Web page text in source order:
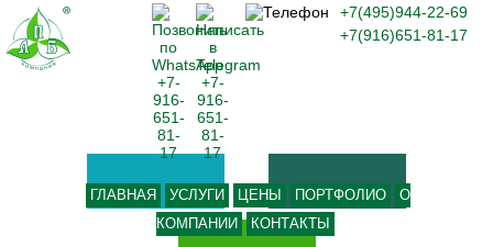
+7(495)944-22-69
+7(916)651-81-17
ГЛАВНАЯ УСЛУГИ ЦЕНЫ ПОРТФОЛИО
О
КОМПАНИИ
КОНТАКТЫ